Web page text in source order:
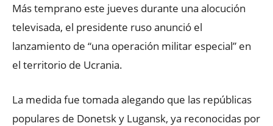
Más temprano este jueves durante una alocución
televisada, el presidente ruso anunció el
lanzamiento de “una operación militar especial” en
el territorio de Ucrania.
La medida fue tomada alegando que las repúblicas
populares de Donetsk y Lugansk, ya reconocidas por